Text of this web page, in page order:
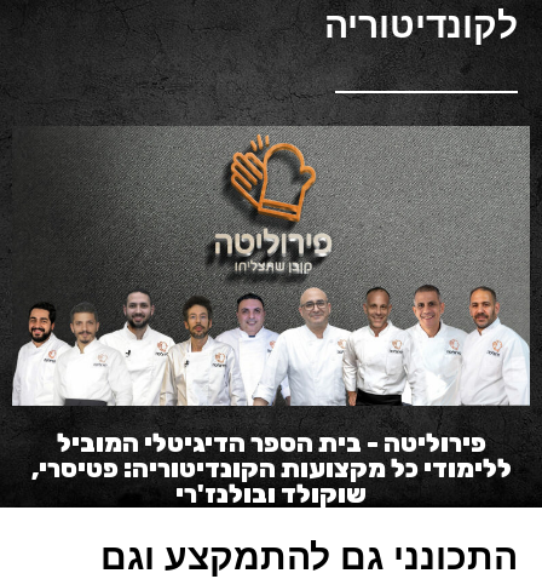
לקונדיטוריה
פירוליטה - בית הספר הדיגיטלי המוביל
ללימודי כל מקצועות הקונדיטוריה: פטיסרי,
שוקולד ובולנז'רי
התכונני גם להתמקצע וגם